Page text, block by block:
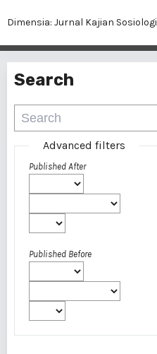
Dimensia: Jurnal Kajian Sosiologi
Search
Advanced filters
Published After
Published Before